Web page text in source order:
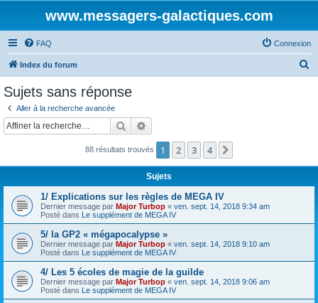
www.messagers-galactiques.com
FAQ Connexion
Index du forum
c
Sujets sans réponse
Aller à la recherche avancée
Rechercher
88 résultats trouvés 1 2 3 4
Sujets
1/ Explications sur les règles de MEGA IV
Dernier message par Major Turbop « ven. sept. 14, 2018 9:34 am
Posté dans Le supplément de MEGA IV
5/ la GP2 « mégapocalypse »
Dernier message par Major Turbop « ven. sept. 14, 2018 9:10 am
Posté dans Le supplément de MEGA IV
4/ Les 5 écoles de magie de la guilde
Dernier message par Major Turbop « ven. sept. 14, 2018 9:06 am
Posté dans Le supplément de MEGA IV